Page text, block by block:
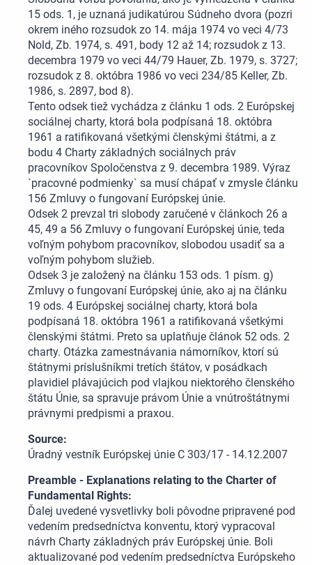
15 ods. 1, je uznaná judikatúrou Súdneho dvora (pozri
okrem iného rozsudok zo 14. mája 1974 vo veci 4/73
Nold, Zb. 1974, s. 491, body 12 až 14; rozsudok z 13.
decembra 1979 vo veci 44/79 Hauer, Zb. 1979, s. 3727;
rozsudok z 8. októbra 1986 vo veci 234/85 Keller, Zb.
1986, s. 2897, bod 8).
Tento odsek tiež vychádza z článku 1 ods. 2 Európskej
sociálnej charty, ktorá bola podpísaná 18. októbra
1961 a ratifikovaná všetkými členskými štátmi, a z
bodu 4 Charty základných sociálnych práv
pracovníkov Spoločenstva z 9. decembra 1989. Výraz
`pracovné podmienky` sa musí chápať v zmysle článku
156 Zmluvy o fungovaní Európskej únie.
Odsek 2 prevzal tri slobody zaručené v článkoch 26 a
45, 49 a 56 Zmluvy o fungovaní Európskej únie, teda
voľným pohybom pracovníkov, slobodou usadiť sa a
voľným pohybom služieb.
Odsek 3 je založený na článku 153 ods. 1 písm. g)
Zmluvy o fungovaní Európskej únie, ako aj na článku
19 ods. 4 Európskej sociálnej charty, ktorá bola
podpísaná 18. októbra 1961 a ratifikovaná všetkými
členskými štátmi. Preto sa uplatňuje článok 52 ods. 2
charty. Otázka zamestnávania námorníkov, ktorí sú
štátnymi príslušníkmi tretích štátov, v posádkach
plavidiel plávajúcich pod vlajkou niektorého členského
štátu Únie, sa spravuje právom Únie a vnútroštátnymi
právnymi predpismi a praxou.
Source:
Úradný vestník Európskej únie C 303/17 - 14.12.2007
Preamble - Explanations relating to the Charter of
Fundamental Rights:
Ďalej uvedené vysvetlivky boli pôvodne pripravené pod
vedením predsedníctva konventu, ktorý vypracoval
návrh Charty základných práv Európskej únie. Boli
aktualizované pod vedením predsedníctva Európskeho